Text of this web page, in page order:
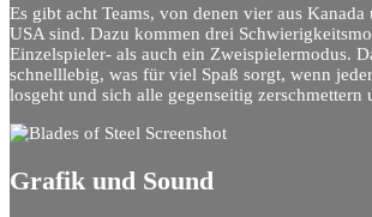
Es gibt acht Teams, von denen vier aus Kanada
USA sind. Dazu kommen drei
Einzelspieler- als auch ein Zweispielermodus.
schnelllebig, was für viel Spaß sorgt, wenn
losgeht und sich alle gegenseitig zerschmettern
Grafik und Sound